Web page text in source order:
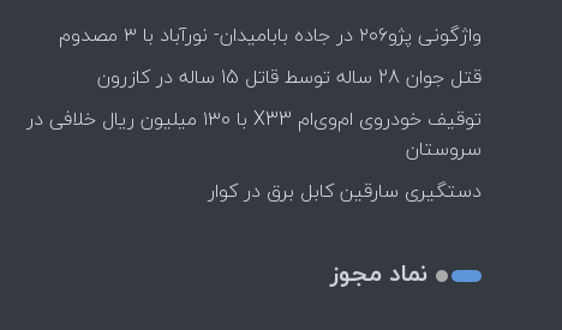
واژگونی پژو۲۰۶ در جاده بابامیدان- نورآباد با ۳ مصدوم
قتل جوان 28 ساله توسط قاتل 15 ساله در کازرون
توقیف خودروی ام‌وی‌ام X33 با ۱۳۰ میلیون ریال خلافی در
سروستان
دستگیری سارقین کابل برق در کوار
نماد مجوز